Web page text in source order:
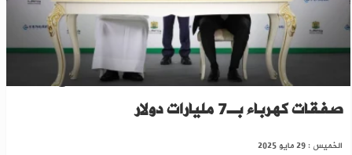
شركات أمريكية وقطرية وتركية..سوريا توقع
صفقات كهرباء بـ7 مليارات دولار
الخميس : 29 مايو 2025